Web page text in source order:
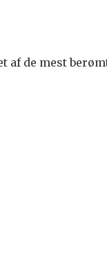
af de mest